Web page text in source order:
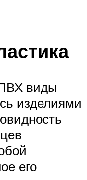
виды
изделиями
его